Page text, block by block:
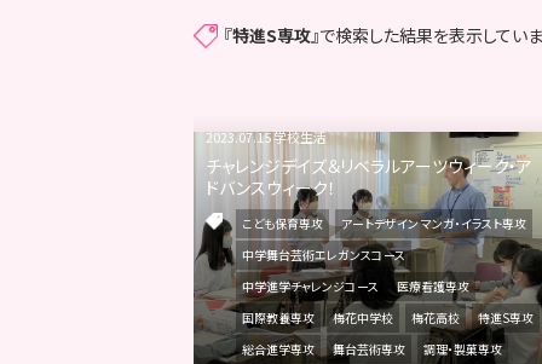
『特進S専攻』で検索した結果を表示していま
2023.07.15 学校生活
チャレンジデイズ＆リベラルアーツウィーク・ア
ドバンスウィーク！
こども保育専攻
アートデザイン マンガ・イラスト専攻
中学舞台芸術エレガンスコース
中学進学チャレンジコース
医療看護専攻
国際教養専攻
梅花中学校 梅花高校
特進S専攻
総合進学専攻
舞台芸術専攻 調理・製菓専攻